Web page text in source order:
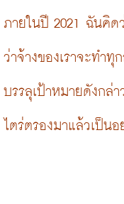
ภายในปี 2021 ฉันคิด
ว่าจ้างของเราจะทำทุ
บรรลุเป้าหมายดังกล่
ไตร่ตรองมาแล้วเป็นอ